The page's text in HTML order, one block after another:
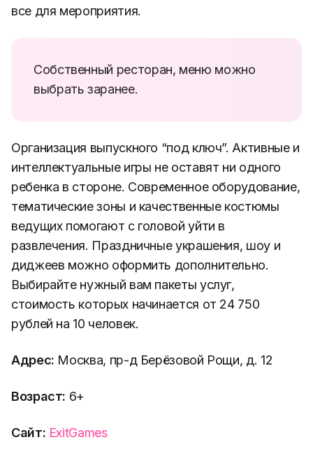
все для мероприятия.
Собственный ресторан, меню можно
выбрать заранее.
Организация выпускного “под ключ”. Активные и
интеллектуальные игры не оставят ни одного
ребенка в стороне. Современное оборудование,
тематические зоны и качественные костюмы
ведущих помогают с головой уйти в
развлечения. Праздничные украшения, шоу и
диджеев можно оформить дополнительно.
Выбирайте нужный вам пакеты услуг,
стоимость которых начинается от 24 750
рублей на 10 человек.
Адрес: Москва, пр-д Берёзовой Рощи, д. 12
Возраст: 6+
Сайт: ExitGames